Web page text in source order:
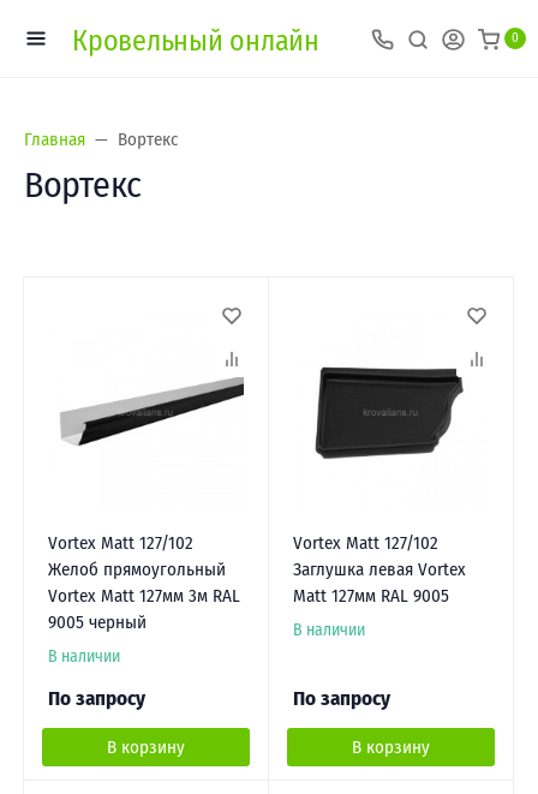
Кровельный онлайн 0
Главная Вортекс
Вортекс
Vortex Matt 127/102
Желоб прямоугольный
Vortex Matt 127мм 3м RAL
9005 черный
В наличии
По запросу
В корзину
Vortex Matt 127/102
Заглушка левая Vortex
Matt 127мм RAL 9005
В наличии
По запросу
В корзину